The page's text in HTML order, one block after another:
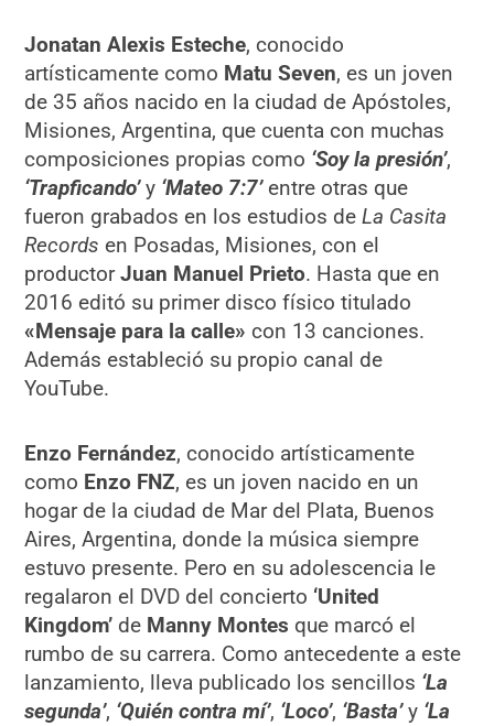
Jonatan Alexis Esteche, conocido
artísticamente como Matu Seven, es un joven
de 35 años nacido en la ciudad de Apóstoles,
Misiones, Argentina, que cuenta con muchas
composiciones propias como ‘Soy la presión’,
‘Trapficando’y ‘Mateo 7:7’entre otras que
fueron grabados en los estudios deLa Casita
Records en Posadas, Misiones, con el
productorJuan Manuel Prieto. Hasta que en
2016 editó su primer disco físico titulado
«Mensaje para la calle» con 13 canciones.
Además estableció su propio canal de
YouTube.
Enzo Fernández, conocido artísticamente
como Enzo FNZ, es un joven nacido en un
hogar de la ciudad de Mar del Plata, Buenos
Aires, Argentina, donde la música siempre
estuvo presente. Pero en su adolescencia le
regalaron el DVD del concierto ‘United
Kingdom’ de Manny Montes que marcó el
rumbo de su carrera. Como antecedente a este
lanzamiento, lleva publicado los sencillos ‘La
segunda’, ‘Quién contra mí’, ‘Loco’, ‘Basta’y ‘La